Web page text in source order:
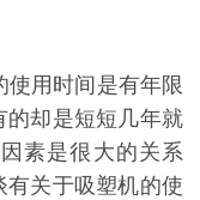
用时间是有年限
的却是短短几年就
素是很大的关系
关于吸塑机的使